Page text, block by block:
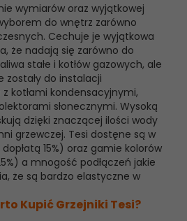
wymiarów oraz wyjątkowej
do wnętrz zarówno
Cechuje je wyjątkowa
że nadają się zarówno do
stałe i kotłów gazowych, ale
zostały do instalacji
kotłami kondensacyjnymi,
słonecznymi. Wysoką
dzięki znaczącej ilości wody
grzewczej. Tesi dostęne są w
15%) oraz gamie kolorów
a mnogość podłączeń jakie
że są bardzo elastyczne w
Kupić Grzejniki Tesi?